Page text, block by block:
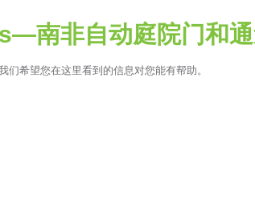
南非自动庭院门和
希望您在这里看到的信息对您能有帮助。